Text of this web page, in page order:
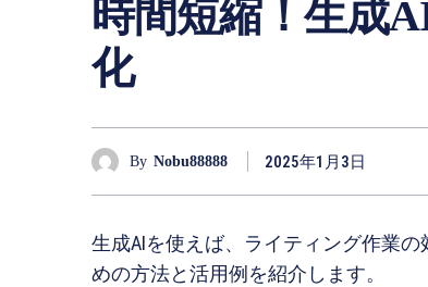
時間短縮！生成
化
By Nobu88888 2025年1月3日
生成AIを使えば、ライティング作業
めの方法と活用例を紹介します。